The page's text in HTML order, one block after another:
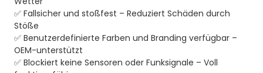
✅ Fallsicher und stoßfest – Reduziert Schäden durch
Stöße
✅ Benutzerdefinierte Farben und Branding verfügbar –
OEM-unterstützt
✅ Blockiert keine Sensoren oder Funksignale – Voll